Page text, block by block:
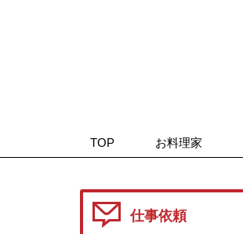
TOP お料理家
仕事依頼